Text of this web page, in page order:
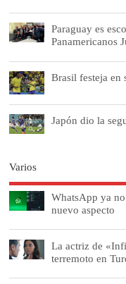
Paraguay es
Panamericanos
Brasil festeja en
Japón dio la
Varios
WhatsApp ya
nuevo aspecto
La actriz de
terremoto en